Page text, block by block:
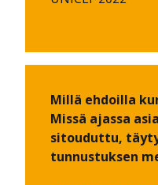
Millä ehdoilla
Missä ajassa
sitouduttu,
tunnustuksen